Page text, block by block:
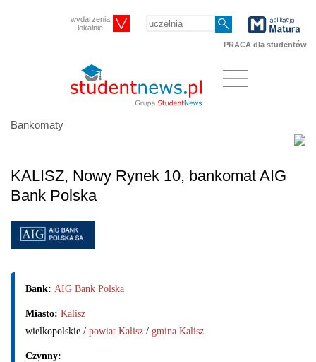
wydarzenia
lokalnie
PRACA dla studentów
Bankomaty
KALISZ, Nowy Rynek 10, bankomat AIG
Bank Polska
Bank: AIG Bank Polska
Miasto: Kalisz
wielkopolskie / powiat Kalisz / gmina Kalisz
Czynny: